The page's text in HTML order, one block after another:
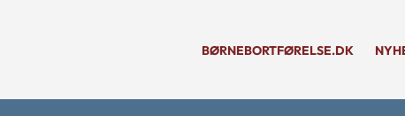
BØRNEBORTFØRELSE.DK